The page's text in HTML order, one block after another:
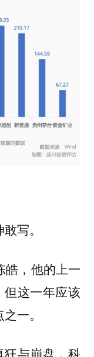
写。
皓，他的上一
但这一年应该
一。
狂与崩盘，科